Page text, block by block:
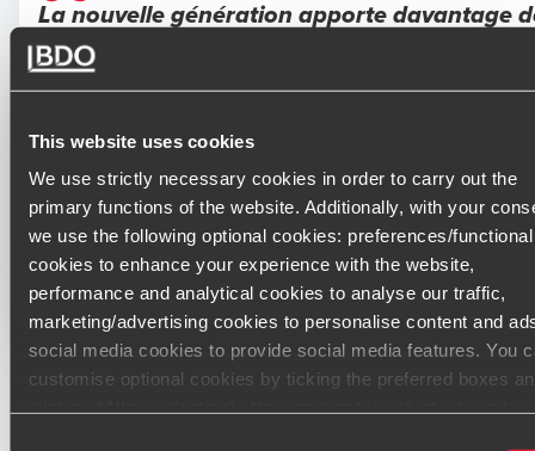
This website uses cookies
We use strictly necessary cookies in order to carry out the
primary functions of the website. Additionally, with your
we use the following optional cookies: preferences/functional
cookies to enhance your experience with the website,
performance and analytical cookies to analyse our traffic,
marketing/advertising cookies to personalise content and
social media cookies to provide social media features. You
customise optional cookies by ticking the preferred boxes
La nouvelle génération apporte davantage
diversité dans les parcours, les profils et, de
fait, dans les manières d’exercer les
responsabilités. Cette évolution se confirme
tous les niveaux : les femmes sont de plus en
CARINE ISNEL
Experte-comptable associée